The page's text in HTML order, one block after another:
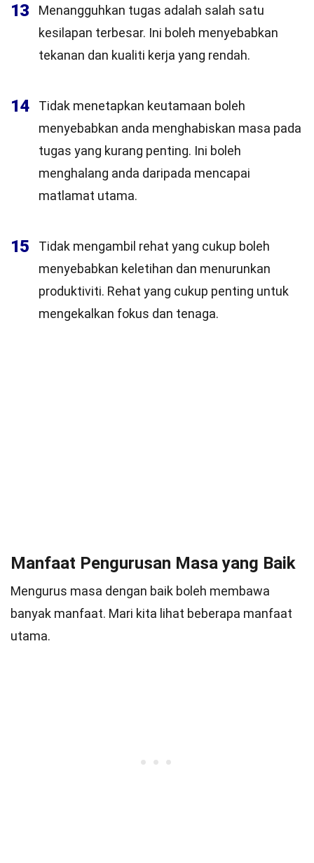
13
Menangguhkan tugas adalah salah satu
kesilapan terbesar. Ini boleh menyebabkan
tekanan dan kualiti kerja yang rendah.
14
Tidak menetapkan keutamaan boleh
menyebabkan anda menghabiskan masa pada
tugas yang kurang penting. Ini boleh
menghalang anda daripada mencapai
matlamat utama.
15
Tidak mengambil rehat yang cukup boleh
menyebabkan keletihan dan menurunkan
produktiviti. Rehat yang cukup penting untuk
mengekalkan fokus dan tenaga.
Manfaat Pengurusan Masa yang Baik
Mengurus masa dengan baik boleh membawa
banyak manfaat. Mari kita lihat beberapa manfaat
utama.